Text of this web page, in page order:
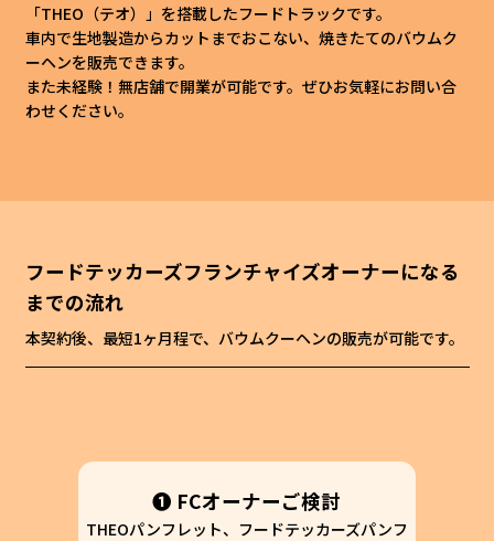
「THEO（テオ）」を搭載したフードトラックです。
車内で生地製造からカットまでおこない、焼きたてのバウムク
ーヘンを販売できます。
また未経験！無店舗で開業が可能です。ぜひお気軽にお問い合
わせください。
フードテッカーズフランチャイズオーナーになる
までの流れ
本契約後、最短1ヶ月程で、バウムクーヘンの販売が可能です。
❶ FCオーナーご検討
THEOパンフレット、フードテッカーズパンフ